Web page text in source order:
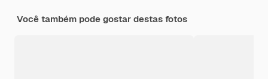
Você também pode gostar destas fotos